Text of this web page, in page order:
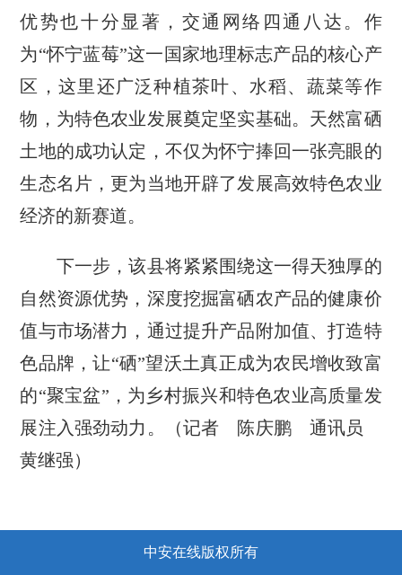
优势也十分显著，交通网络四通八达。作
为“怀宁蓝莓”这一国家地理标志产品的核心产
区，这里还广泛种植茶叶、水稻、蔬菜等作
物，为特色农业发展奠定坚实基础。天然富硒
土地的成功认定，不仅为怀宁捧回一张亮眼的
生态名片，更为当地开辟了发展高效特色农业
经济的新赛道。
下一步，该县将紧紧围绕这一得天独厚的
自然资源优势，深度挖掘富硒农产品的健康价
值与市场潜力，通过提升产品附加值、打造特
色品牌，让“硒”望沃土真正成为农民增收致富
的“聚宝盆”，为乡村振兴和特色农业高质量发
展注入强劲动力。（记者 陈庆鹏 通讯员
黄继强）
中安在线版权所有